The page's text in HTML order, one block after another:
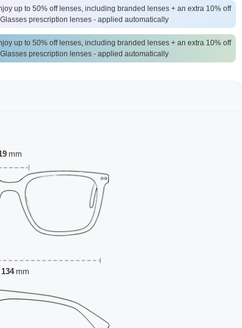
up to 50% off lenses, including branded lenses + an extra 10% off
prescription lenses - applied automatically
up to 50% off lenses, including branded lenses + an extra 10% off
prescription lenses - applied automatically
mm
134 mm